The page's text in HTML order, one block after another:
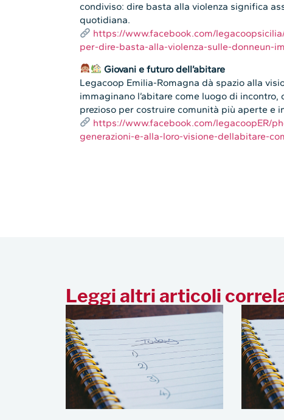
condiviso: dire basta alla violenza significa
quotidiana.
https://www.facebook.com/
per-dire-basta-alla-violenza-sulle-donneun-
Giovani e futuro dell’abitare
Legacoop Emilia-Romagna dà spazio alla
immaginano l’abitare come luogo di
prezioso per costruire comunità più aperte e
https://www.facebook.com/legacoopER/
generazioni-e-alla-loro-visione-dellabitare-
Leggi altri articoli